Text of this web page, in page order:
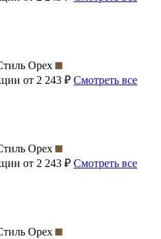
Орех
от 2 243 ₽ Смотреть все
Орех
от 2 243 ₽ Смотреть все
Орех